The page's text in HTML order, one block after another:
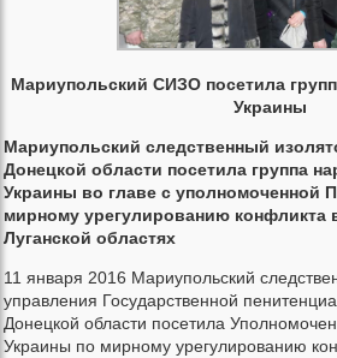
Мариупольский СИЗО посетила
Украины
Мариупольский следственный
Донецкой области посетила группа
Украины во главе с уполномоченной
мирному урегулированию конфликта
Луганской областях
11 января 2016 Мариупольский
управления Государственной
Донецкой области посетила
Украины по мирному урегулированию